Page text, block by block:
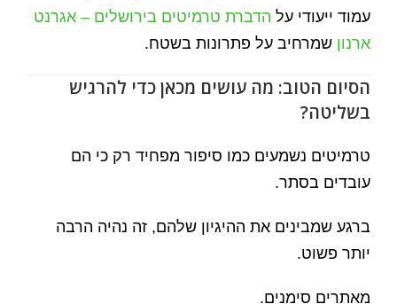
עמוד ייעודי על הדברת טרמיטים בירושלים – אגרנט
ארנון שמרחיב על פתרונות בשטח.
הסיום הטוב: מה עושים מכאן כדי להרגיש
בשליטה?
טרמיטים נשמעים כמו סיפור מפחיד רק כי הם
עובדים בסתר.
ברגע שמבינים את ההיגיון שלהם, זה נהיה הרבה
יותר פשוט.
מאתרים סימנים.